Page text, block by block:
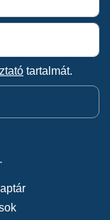
tartalmát.